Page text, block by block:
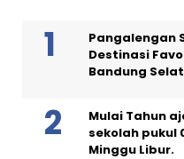
Pangalengan
Destinasi
Bandung
Mulai Tahun
sekolah pukul
Minggu Libur.